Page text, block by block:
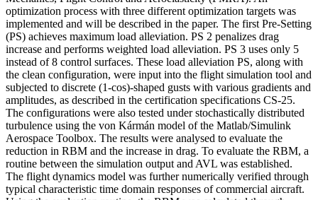
optimization process with three different optimization targets was
implemented and will be described in the paper. The first Pre-Setting
(PS) achieves maximum load alleviation. PS 2 penalizes drag
increase and performs weighted load alleviation. PS 3 uses only 5
instead of 8 control surfaces. These load alleviation PS, along with
the clean configuration, were input into the flight simulation tool and
subjected to discrete (1-cos)-shaped gusts with various gradients and
amplitudes, as described in the certification specifications CS-25.
The configurations were also tested under stochastically distributed
turbulence using the von Kármán model of the Matlab/Simulink
Aerospace Toolbox. The results were analysed to evaluate the
reduction in RBM and the increase in drag. To evaluate the RBM, a
routine between the simulation output and AVL was established.
The flight dynamics model was further numerically verified through
typical characteristic time domain responses of commercial aircraft.